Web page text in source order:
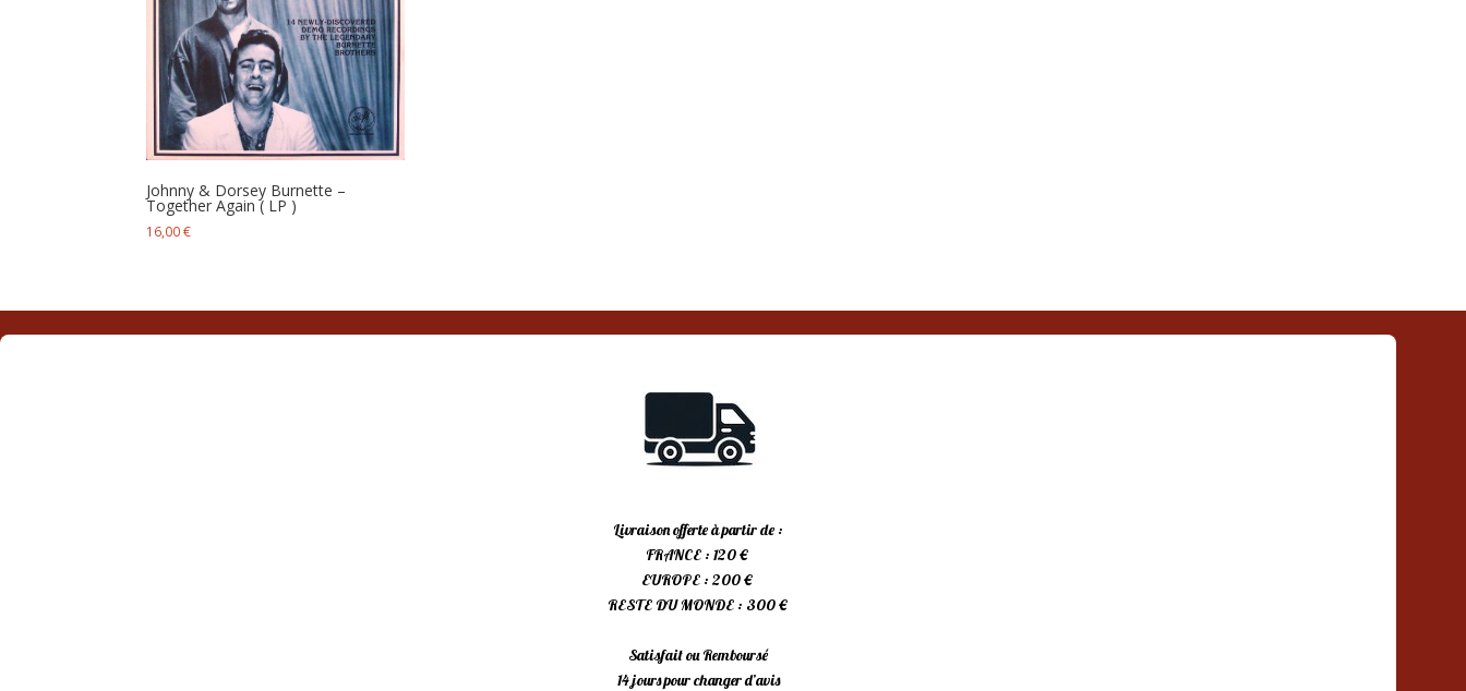
Johnny & Dorsey Burnette –
Together Again ‎( LP )
16,00€
Livraison offerte à partir de :
FRANCE : 120 €
EUROPE : 200 €
RESTE DU MONDE : 300 €
Satisfait ou Remboursé
14 jours pour changer d’avis